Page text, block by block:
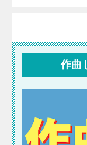
作曲